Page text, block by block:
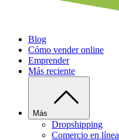
Blog
Cómo vender online
Emprender
Más reciente
Más
Dropshipping
Comercio en línea